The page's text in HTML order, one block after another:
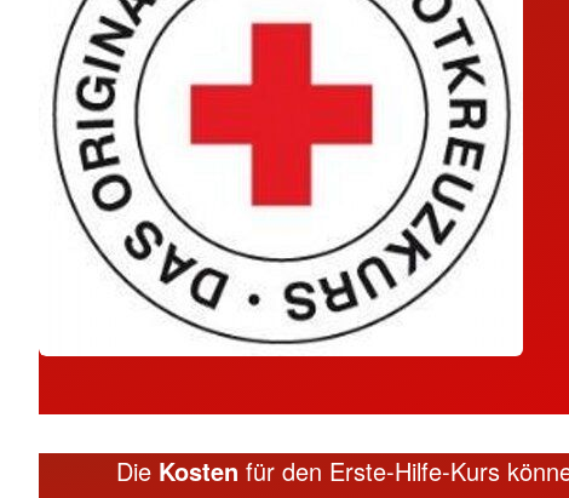
Die Kosten für den Erste-Hilfe-Kurs